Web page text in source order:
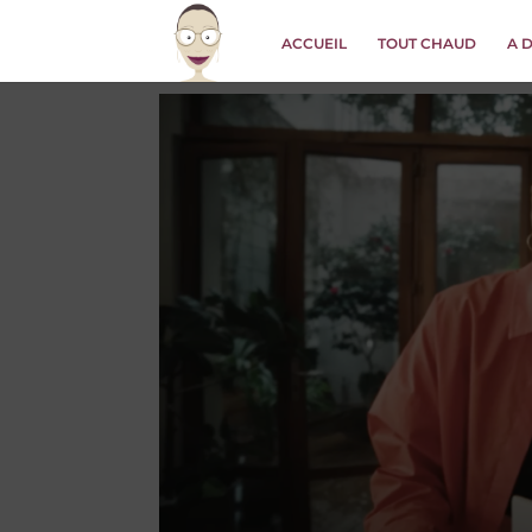
ACCUEIL TOUT CHAUD A